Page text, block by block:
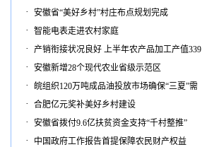
· 安徽省“美好乡村”村庄布点规划完成
· 智能电表走进农村家庭
· 产销衔接状况良好 上半年农产品加工产值339
· 安徽新增28个现代农业省级示范区
· 皖组织120万吨成品油投放市场确保“三夏”需
· 合肥亿元奖补美好乡村建设
· 安徽省拨付9.6亿扶贫资金支持“千村整推”
· 中国政府工作报告首提保障农民财产权益